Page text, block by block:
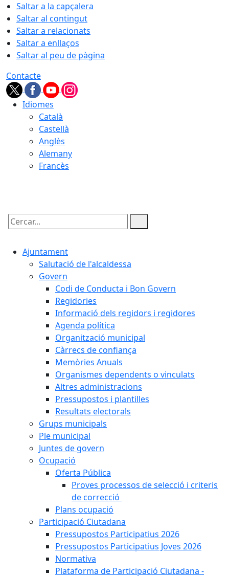
Saltar a la capçalera
Saltar al contingut
Saltar a relacionats
Saltar a enllaços
Saltar al peu de pàgina
Contacte
Idiomes
Català
Castellà
Anglès
Alemany
Francès
Cercar:
Ajuntament
Salutació de l'alcaldessa
Govern
Codi de Conducta i Bon Govern
Regidories
Informació dels regidors i regidores
Agenda política
Organització municipal
Càrrecs de confiança
Memòries Anuals
Organismes dependents o vinculats
Altres administracions
Pressupostos i plantilles
Resultats electorals
Grups municipals
Ple municipal
Juntes de govern
Ocupació
Oferta Pública
Proves processos de selecció i criteris
de correcció
Plans ocupació
Participació Ciutadana
Pressupostos Participatius 2026
Pressupostos Participatius Joves 2026
Normativa
Plataforma de Participació Ciutadana -